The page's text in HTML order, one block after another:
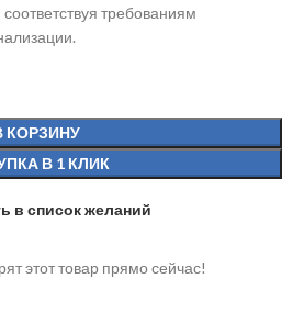
требованиям
КОРЗИНУ
В 1 КЛИК
в список желаний
этот товар прямо сейчас!